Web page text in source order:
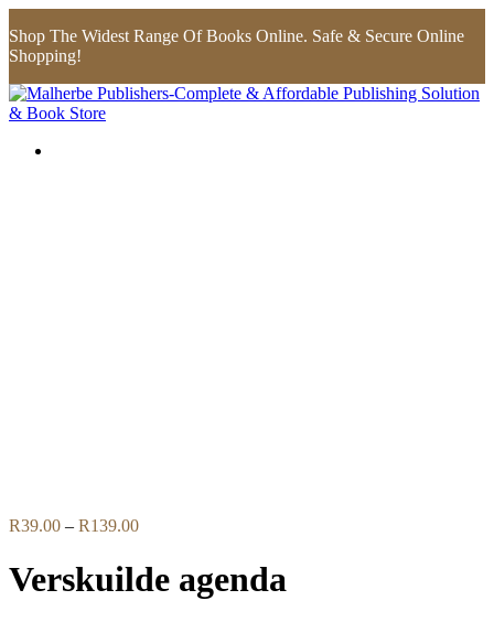
Shop The Widest Range Of Books Online. Safe & Secure Online
Shopping!
R39.00 – R139.00Price
R39.00
through
R139.00
Verskuilde agenda